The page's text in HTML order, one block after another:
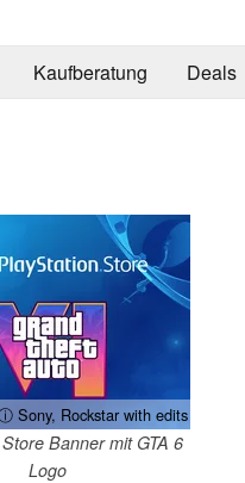
Kaufberatung Deals
Sony, Rockstar with edits
Banner mit GTA 6
Logo